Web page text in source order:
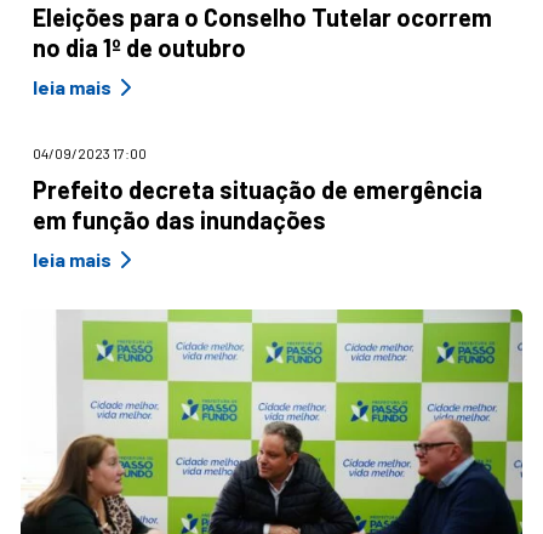
Eleições para o Conselho Tutelar ocorrem
no dia 1º de outubro
leia mais
04/09/2023 17:00
Prefeito decreta situação de emergência
em função das inundações
leia mais